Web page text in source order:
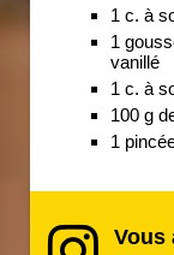
1 c. à
1
vanillé
1 c. à
100 g
1
Vous